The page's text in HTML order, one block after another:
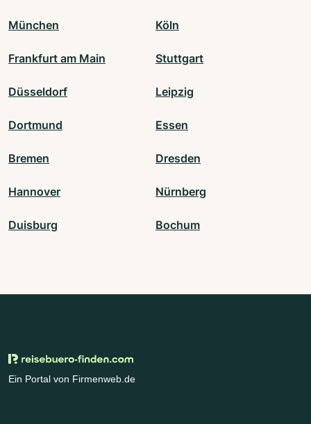
München Köln
Frankfurt am Main Stuttgart
Düsseldorf Leipzig
Dortmund Essen
Bremen Dresden
Hannover Nürnberg
Duisburg Bochum
Ein Portal von Firmenweb.de